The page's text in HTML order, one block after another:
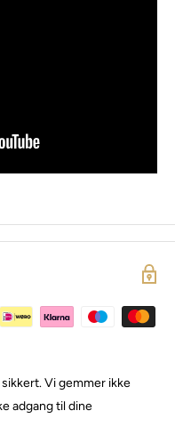
Vi gemmer ikke
adgang til dine